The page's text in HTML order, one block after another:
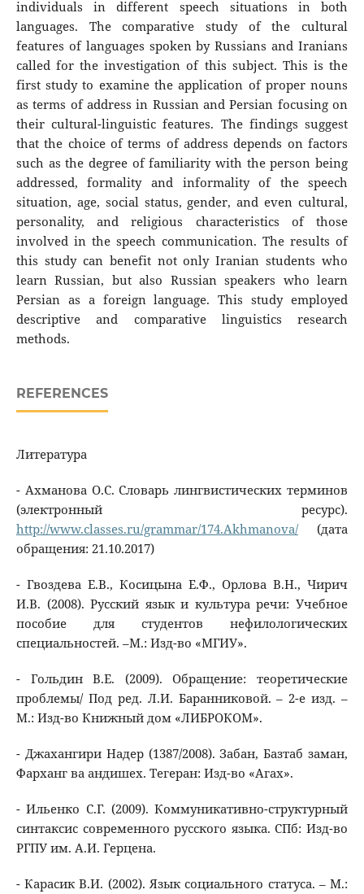
individuals in different speech situations in both
languages. The comparative study of the cultural
features of languages spoken by Russians and Iranians
called for the investigation of this subject. This is the
first study to examine the application of proper nouns
as terms of address in Russian and Persian focusing on
their cultural-linguistic features. The findings suggest
that the choice of terms of address depends on factors
such as the degree of familiarity with the person being
addressed, formality and informality of the speech
situation, age, social status, gender, and even cultural,
personality, and religious characteristics of those
involved in the speech communication. The results of
this study can benefit not only Iranian students who
learn Russian, but also Russian speakers who learn
Persian as a foreign language. This study employed
descriptive and comparative linguistics research
methods.
REFERENCES
Литература
- Ахманова О.С. Словарь лингвистических терминов
(электронный ресурс).
http://www.classes.ru/grammar/174.Akhmanova/(дата
обращения: 21.10.2017)
- Гвоздева Е.В., Косицына Е.Ф., Орлова В.Н., Чирич
И.В. (2008). Русский язык и культура речи: Учебное
пособие для студентов нефилологических
специальностей. –М.: Изд-во «МГИУ».
- Гольдин В.Е. (2009). Обращение: теоретические
проблемы/ Под ред. Л.И. Баранниковой. – 2-е изд. –
М.: Изд-во Книжный дом «ЛИБРОКОМ».
- Джахангири Надер (1387/2008). Забан, Базтаб заман,
Фарханг ва андишех. Тегеран: Изд-во «Агах».
- Ильенко С.Г. (2009). Коммуникативно-структурный
синтаксис современного русского языка. СПб: Изд-во
РГПУ им. А.И. Герцена.
- Карасик В.И. (2002). Язык социального статуса. – М.: